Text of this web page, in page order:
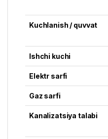
Kuchlanish / quvvat
Ishchi kuchi
Elektr sarfi
Gaz sarfi
Kanalizatsiya talabi